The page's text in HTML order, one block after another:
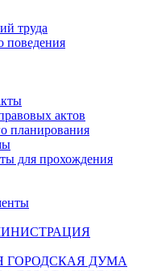
труда
поведения
актов
планирования
для прохождения
ГОРОДСКАЯ ДУМА